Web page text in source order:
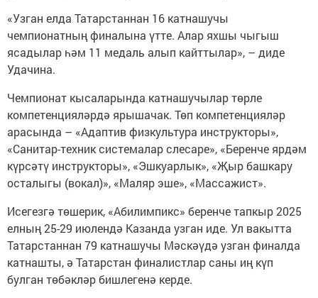
«Узган елда Татарстаннан 16 катнашучы
чемпионатның финалына үтте. Алар яхшы чыгыш
ясадылар һәм 11 медаль алып кайттылар», – диде
Удачина.
Чемпионат кысаларында катнашучылар төрле
компетенцияләрдә ярышачак. Төп компетенцияләр
арасында – «Адаптив физкультура инструкторы»,
«Санитар-техник системалар слесаре», «Беренче ярдәм
күрсәтү инструкторы», «Эшкуарлык», «Җыр башкару
осталыгы (вокал)», «Маляр эше», «Массажист».
Исегезгә төшерик, «Абилимпикс» беренче тапкыр 2025
елның 25-29 июлендә Казанда узган иде. Ул вакытта
Татарстаннан 79 катнашучы Мәскәүдә узган финалда
катнашты, ә Татарстан финалистлар саны иң күп
булган төбәкләр бишлегенә керде.